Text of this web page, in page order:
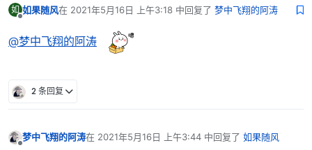
如 如果随风在 2021年5月16日 上午3:18 中回复了 梦中飞翔的阿涛
最后由 编辑
@梦中飞翔的阿涛
2 条回复
梦中飞翔的阿涛在 2021年5月16日 上午3:44 中回复了 如果随风
最后由 编辑